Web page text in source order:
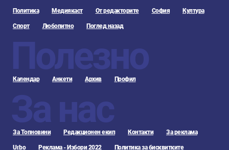
Политика Медиякаст От редакторите София Култура
Спорт Любопитно Поглед назад
Полезно
Календар Анкети Архив Профил
За нас
За Топновини Редакционен екип Контакти За реклама
Urbo Реклама - Избори 2022 Политика за бисквитките